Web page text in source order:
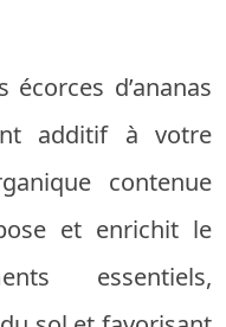
d’ananas
additif à votre
contenue
et enrichit le
essentiels,